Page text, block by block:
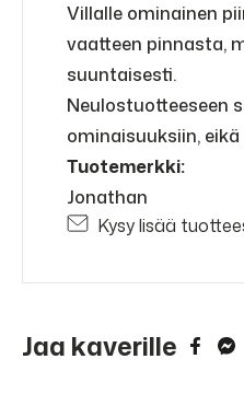
Villalle ominainen
vaatteen pinnasta,
suuntaisesti.
Neulostuotteeseen
ominaisuuksiin,
Tuotemerkki:
Jonathan
Kysy lisää
Jaa kaverille